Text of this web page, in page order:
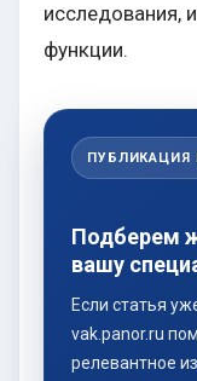
исследования,
функции.
ПУБЛИКАЦИЯ
Подберем
вашу
Если статья
vak.panor.ru
релевантное